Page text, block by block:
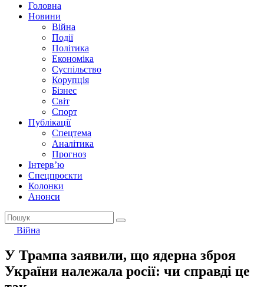
Головна
Новини
Війна
Події
Політика
Економіка
Суспільство
Корупція
Бізнес
Світ
Спорт
Публікації
Спецтема
Аналітика
Прогноз
Інтерв’ю
Спецпроєкти
Колонки
Анонси
Війна
У Трампа заявили, що ядерна зброя
України належала росії: чи справді це